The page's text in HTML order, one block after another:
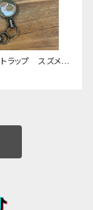
トラップ スズメ
ークブラウン
木レザー